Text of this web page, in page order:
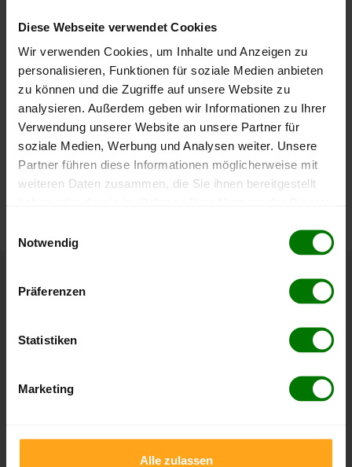
Diese Webseite verwendet Cookies
Wir verwenden Cookies, um Inhalte und Anzeigen zu
personalisieren, Funktionen für soziale Medien anbieten
zu können und die Zugriffe auf unsere Website zu
analysieren. Außerdem geben wir Informationen zu Ihrer
Verwendung unserer Website an unsere Partner für
soziale Medien, Werbung und Analysen weiter. Unsere
Partner führen diese Informationen möglicherweise mit
weiteren Daten zusammen, die Sie ihnen bereitgestellt
Notwendig
Präferenzen
Statistiken
Marketing
Alle zulassen
lose Ware Sackware
September
Januar
Mai
250 €
300 €
350 €
Die aktuelle Preisentwicklung für Holzpellets in Deutschland
können Sie jederzeit auf unsererPelletspreise-Seite
Höchst- und Tiefststände der
Pelletspreise für lose Holzpellets und Holzpellets
Sackware in Altwigshagen
. Das dazugehörige Datum zeigt,